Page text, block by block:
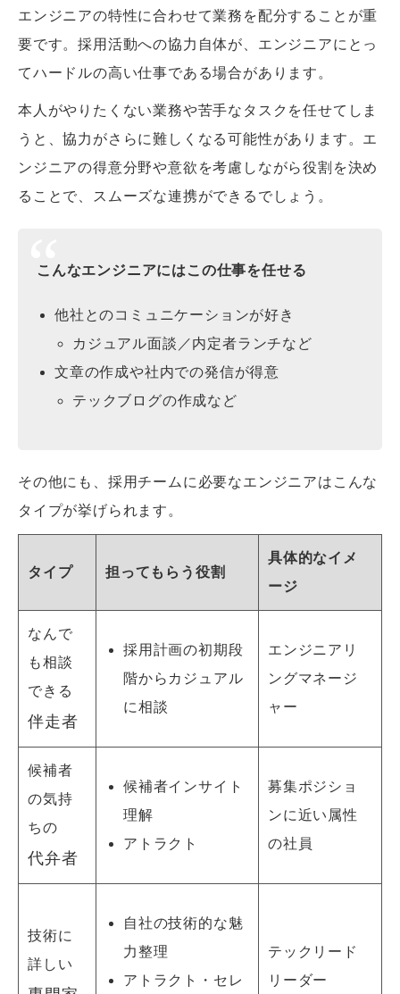
エンジニアの特性に合わせて業務を配分することが重
要です。採用活動への協力自体が、エンジニアにとっ
てハードルの高い仕事である場合があります。
本人がやりたくない業務や苦手なタスクを任せてしま
うと、協力がさらに難しくなる可能性があります。エ
ンジニアの得意分野や意欲を考慮しながら役割を決め
ることで、スムーズな連携ができるでしょう。
こんなエンジニアにはこの仕事を任せる
他社とのコミュニケーションが好き
カジュアル面談／内定者ランチなど
文章の作成や社内での発信が得意
テックブログの作成など
その他にも、採用チームに必要なエンジニアはこんな
タイプが挙げられます。
タイプ 担ってもらう役割
具体的なイメ
ージ
なんで
も相談
できる
伴走者
採用計画の初期段
階からカジュアル
に相談
エンジニアリ
ングマネージ
ャー
候補者
の気持
ちの
代弁者
候補者インサイト
理解
アトラクト
募集ポジショ
ンに近い属性
の社員
技術に
詳しい
自社の技術的な魅
力整理
アトラクト・セレ
テックリード
リーダー